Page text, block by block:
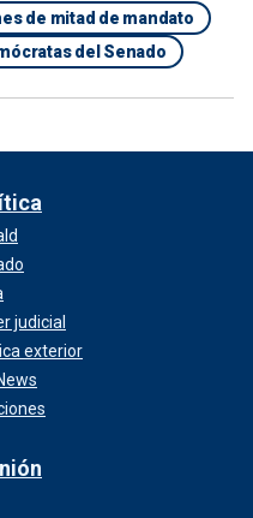
de mitad de mandato
del Senado
judicial
exterior